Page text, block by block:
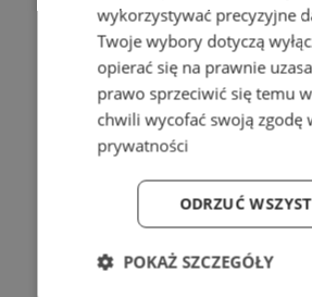
wykorzystywać precyzyjne
Twoje wybory dotyczą
opierać się na prawnie
prawo sprzeciwić się temu w
chwili wycofać swoją zgodę
prywatności
ODRZUĆ
POKAŻ SZCZEGÓŁY